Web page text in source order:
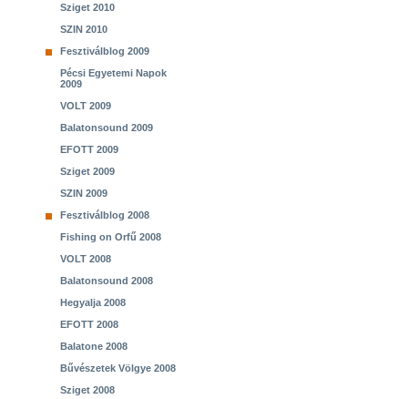
Sziget 2010
SZIN 2010
Fesztiválblog 2009
Pécsi Egyetemi Napok
2009
VOLT 2009
Balatonsound 2009
EFOTT 2009
Sziget 2009
SZIN 2009
Fesztiválblog 2008
Fishing on Orfű 2008
VOLT 2008
Balatonsound 2008
Hegyalja 2008
EFOTT 2008
Balatone 2008
Bűvészetek Völgye 2008
Sziget 2008